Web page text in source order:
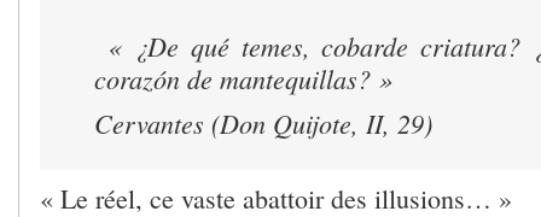
« ¿De qué temes, cobarde criatura?
corazón de mantequillas? »
Cervantes (Don Quijote, II, 29)
« Le réel, ce vaste abattoir des illusions… »